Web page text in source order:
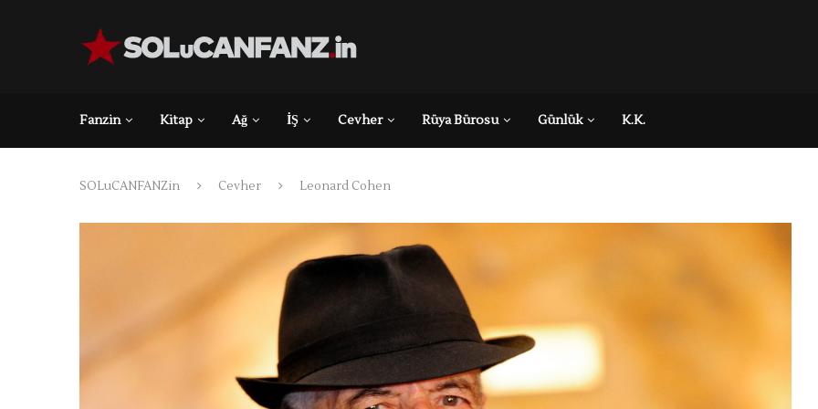
Fanzin Kitap Ağ İŞ Cevher Rüya Bürosu Günlük K.K.
SOLuCANFANZin Cevher Leonard Cohen